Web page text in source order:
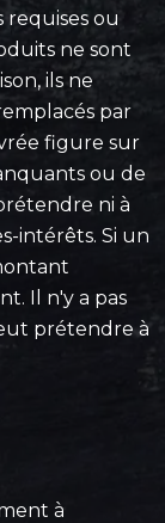
requises ou
ne sont
ils ne
par
figure sur
ou de
ni à
intérêts. Si un
Il n'y a pas
prétendre à
à